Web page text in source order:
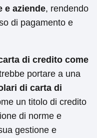
e aziende, rendendo
di pagamento e
di credito come
portare a una
di carta di
un titolo di credito
di norme e
gestione e